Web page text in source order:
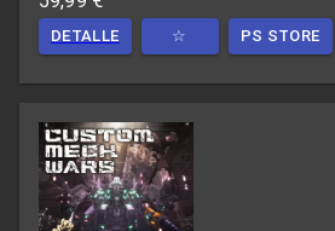
DETALLE ☆ PS STORE